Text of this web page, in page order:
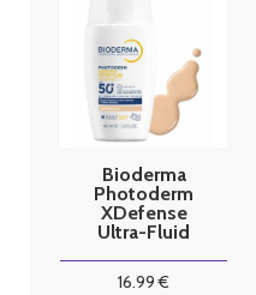
Bioderma
Photoderm
XDefense
Ultra-Fluid
01 40ml
16.99 €